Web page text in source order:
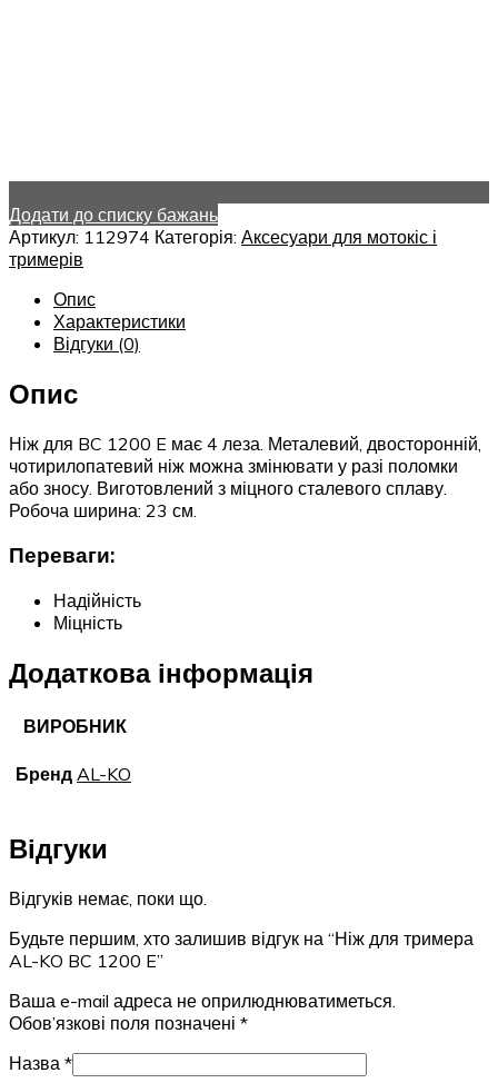
Додати до списку бажань
Артикул: 112974 Категорія: Аксесуари для мотокіс і
тримерів
Опис
Характеристики
Відгуки (0)
Опис
Ніж для BC 1200 E має 4 леза. Металевий, двосторонній,
чотирилопатевий ніж можна змінювати у разі поломки
або зносу. Виготовлений з міцного сталевого сплаву.
Робоча ширина: 23 см.
Переваги:
Надійність
Міцність
Додаткова інформація
ВИРОБНИК
Бренд AL-KO
Відгуки
Відгуків немає, поки що.
Будьте першим, хто залишив відгук на “Ніж для тримера
AL-KO BC 1200 E”
Ваша e-mail адреса не оприлюднюватиметься.
Обов’язкові поля позначені *
Назва *